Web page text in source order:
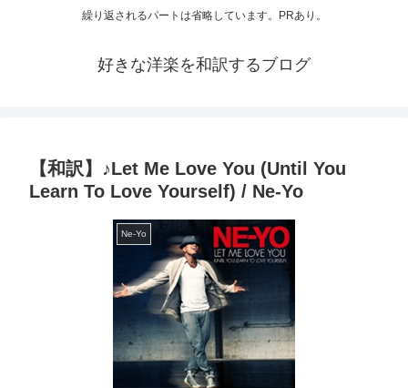
繰り返されるパートは省略しています。PRあり。
好きな洋楽を和訳するブログ
【和訳】♪Let Me Love You (Until You
Learn To Love Yourself) / Ne-Yo
Ne-Yo